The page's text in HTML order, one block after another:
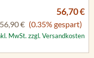
56,70 €
56,90 € (0.35% gespart)
MwSt. zzgl. Versandkosten